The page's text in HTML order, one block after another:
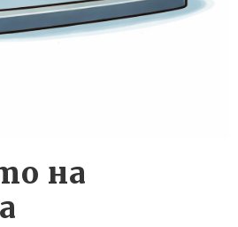
на